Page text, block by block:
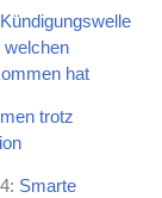
Kündigungswelle
welchen
hat
trotz
Smarte